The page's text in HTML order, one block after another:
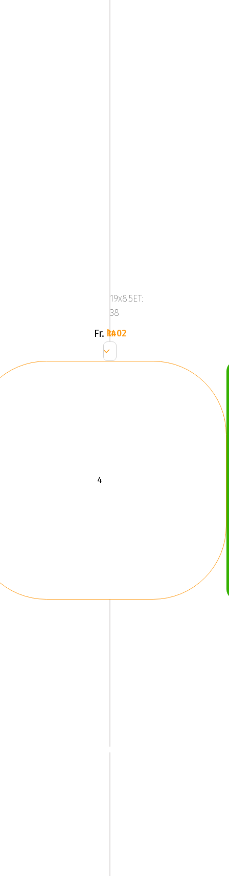
Silver
19x8.5ET:
38
Fr. 1402 kr